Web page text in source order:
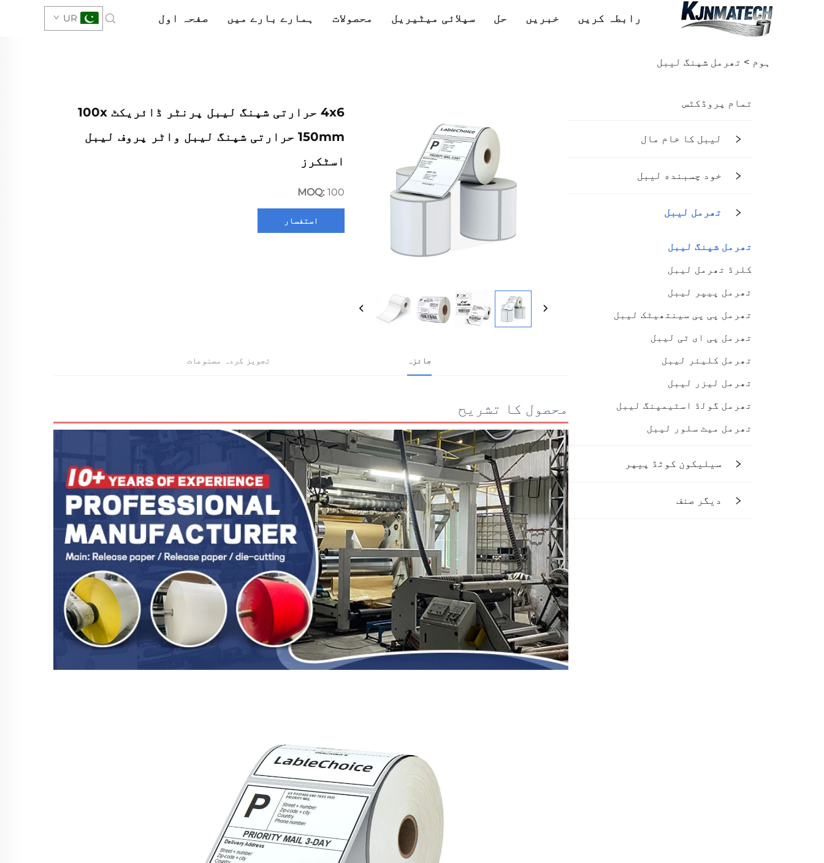
صفحہ اول ہمارے بارے میں محصولات سپلائی میٹیریل حل خبریں رابطہ کریں UR
ہوم > تھرمل شپنگ لیبل
تمام پروڈکٹس
لیبل کا خام مال
خود چسبنده لیبل
تھرمل لیبل
تھرمل شپنگ لیبل
کلرڈ تھرمل لیبل
تھرمل پیپر لیبل
تھرمل پی پی سینتھیٹک لیبل
تھرمل پی ای ٹی لیبل
تھرمل کلیئر لیبل
تھرمل لیزر لیبل
تھرمل گولڈ اسٹیمپنگ لیبل
تھرمل میٹ سلور لیبل
سیلیکون کوٹڈ پیپر
دیگر صنف
4x6 حرارتی شپنگ لیبل پرنٹر ڈائریکٹ 100x
150mm حرارتی شپنگ لیبل واٹر پروف لیبل
اسٹکرز
MOQ: 100
استفسار
جائزہ تجویز کردہ مصنوعات
محصول کا تشریح